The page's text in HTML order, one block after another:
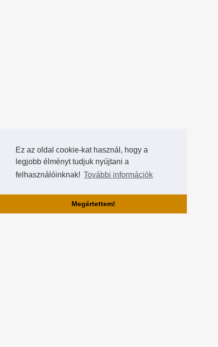
Ez az oldal cookie-kat használ, hogy a
legjobb élményt tudjuk nyújtani a
felhasználóinknak! További információk
Megértettem!